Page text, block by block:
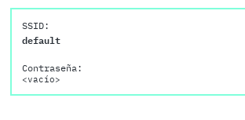
SSID:
default
Contraseña:
<vacío>